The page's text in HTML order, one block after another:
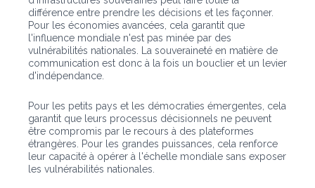
différence entre prendre les décisions et les façonner.
Pour les économies avancées, cela garantit que
l'influence mondiale n'est pas minée par des
vulnérabilités nationales. La souveraineté en matière de
communication est donc à la fois un bouclier et un levier
d'indépendance.
Pour les petits pays et les démocraties émergentes, cela
garantit que leurs processus décisionnels ne peuvent
être compromis par le recours à des plateformes
étrangères. Pour les grandes puissances, cela renforce
leur capacité à opérer à l'échelle mondiale sans exposer
les vulnérabilités nationales.